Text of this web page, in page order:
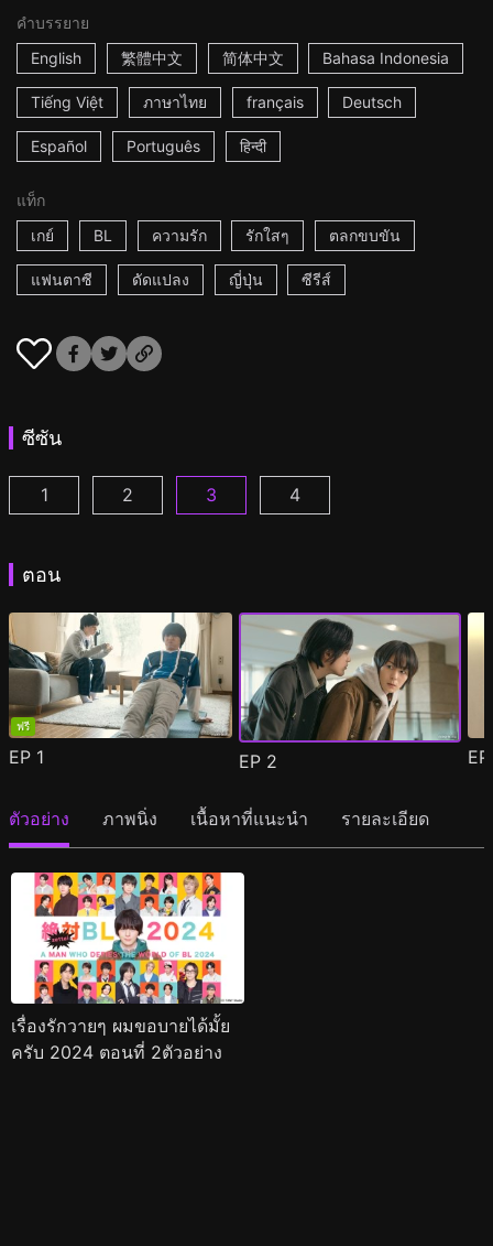
คำบรรยาย
English
繁體中文 简体中文 Bahasa Indonesia
Tiếng Việt ภาษาไทย français Deutsch
Español Português हिन्दी
แท็ก
เกย์
BL ความรัก รักใสๆ ตลกขบขัน
แฟนตาซี ดัดแปลง ญี่ปุ่น ซีรีส์
ซีซัน
เรื่องวายๆผมขอบายได้ไหมครับ ตอนที่ 1
1 เรื่องวายๆผมขอบายได้ไหมครับ 2 ตอนที่ 1
2 เรื่องรักวายๆ ผมขอบายได้มั้ยครับ
3 เรื่องรักวายๆ ผมขอบายไ
4
ตอน
ฟรี
EP 1 EP 2
ตัวอย่าง ภาพนิ่ง เนื้อหาที่แนะนำ รายละเอียด
เรื่องรักวายๆ ผมขอบายได้มั้ย
ครับ 2024 ตอนที่ 2ตัวอย่าง